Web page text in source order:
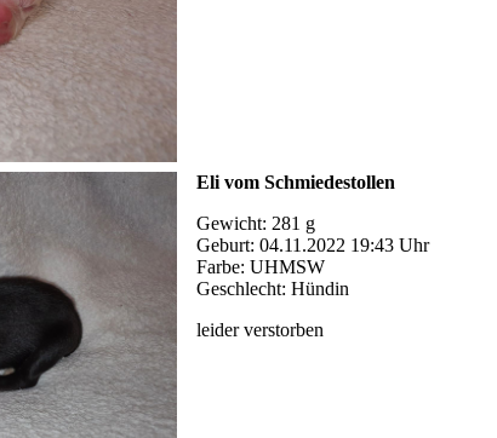
Eli vom Schmiedestollen
Gewicht: 281 g
Geburt: 04.11.2022 19:43 Uhr
Farbe: UHMSW
Geschlecht: Hündin
leider verstorben